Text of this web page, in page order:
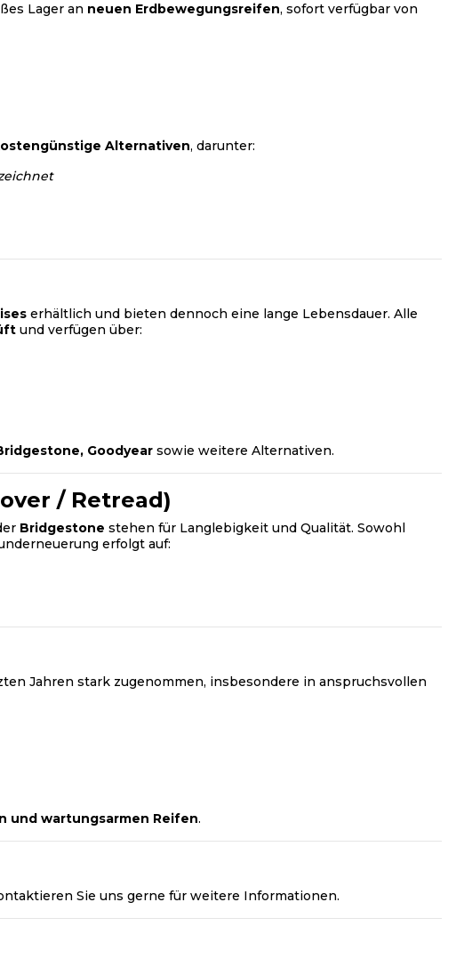
Lager an neuen Erdbewegungsreifen, sofort verfügbar von
Alternativen, darunter:
erhältlich und bieten dennoch eine lange Lebensdauer. Alle
und verfügen über:
Goodyear sowie weitere Alternativen.
/ Retread)
Bridgestone stehen für Langlebigkeit und Qualität. Sowohl
erfolgt auf:
Jahren stark zugenommen, insbesondere in anspruchsvollen
und wartungsarmen Reifen.
Sie uns gerne für weitere Informationen.